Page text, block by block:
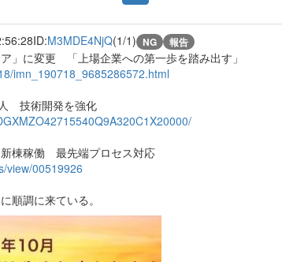
ID:M3MDE4NjQ(1/1) NG 報告
」に変更 「上場企業への第一歩を踏み出す」
imn_190718_9685286572.html
技術開発を強化
棟稼働 最先端プロセス対応
view/00519926
順調に来ている。